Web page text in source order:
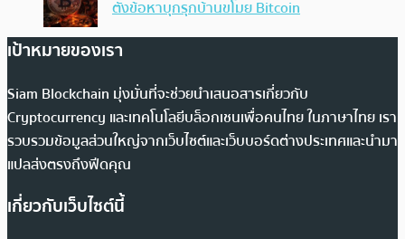
ตั้งข้อหาบุกรุกบ้านขโมย Bitcoin
เป้าหมายของเรา
Siam Blockchain มุ่งมั่นที่จะช่วยนำเสนอสารเกี่ยวกับ
Cryptocurrency และเทคโนโลยีบล็อกเชนเพื่อคนไทย ในภาษาไทย เรา
รวบรวมข้อมูลส่วนใหญ่จากเว็บไซต์และเว็บบอร์ดต่างประเทศและนำมา
แปลส่งตรงถึงฟีดคุณ
เกี่ยวกับเว็บไซต์นี้